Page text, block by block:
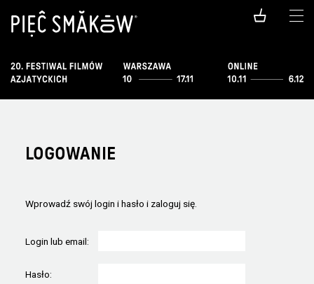
LOGOWANIE
Wprowadź swój login i hasło i zaloguj się.
Login lub email:
Hasło: